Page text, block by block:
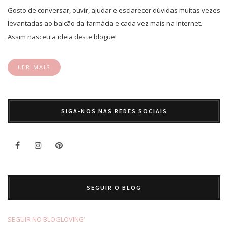
Gosto de conversar, ouvir, ajudar e esclarecer dúvidas muitas vezes
levantadas ao balcão da farmácia e cada vez mais na internet.
Assim nasceu a ideia deste blogue!
LER MAIS
SIGA-NOS NAS REDES SOCIAIS
SEGUIR O BLOG
SEGUIR NO BLOGLOVING’